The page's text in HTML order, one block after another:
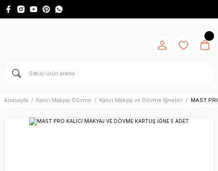
Anasayfa Kalıcı Makyaj-Dövme Kalıcı Makyaj ve Dövme İğneleri MAST